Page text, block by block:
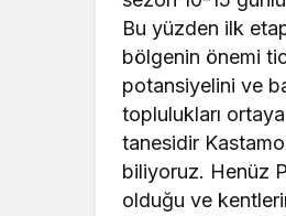
Bu yüzden ilk
bölgenin önemi
potansiyelini ve
toplulukları
tanesidir
biliyoruz. Henüz
olduğu ve